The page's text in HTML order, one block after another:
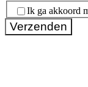
Instemming
Ik ga akkoord
Verzenden